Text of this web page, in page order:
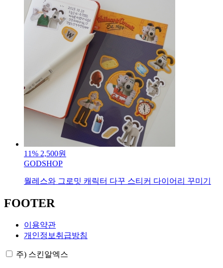
11% 2,500원
GODSHOP
월레스와 그로밋 캐릭터 다꾸 스티커 다이어리 꾸미기
FOOTER
이용약관
개인정보취급방침
주) 스킨알엑스